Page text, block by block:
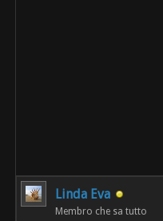
Linda Eva
Membro che sa tutto